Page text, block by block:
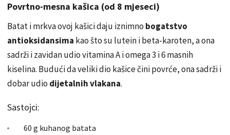
Povrtno-mesna kašica (od 8 mjeseci)
Batat i mrkva ovoj kašici daju iznimno bogatstvo
antioksidansima kao što su lutein i beta-karoten, a ona
sadrži i zavidan udio vitamina A i omega 3 i 6 masnih
kiselina. Budući da veliki dio kašice čini povrće, ona sadrži i
dobar udio dijetalnih vlakana.
Sastojci:
60 g kuhanog batata